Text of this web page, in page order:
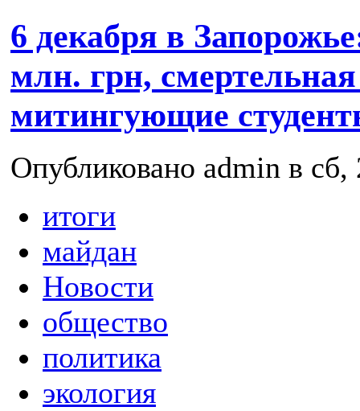
6 декабря в
млн. грн,
митингующие
Опубликовано admin в
итоги
майдан
Новости
общество
политика
экология